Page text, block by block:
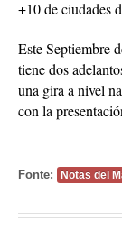
+10 de ciudades
Este Septiembre
tiene dos
una gira a nivel
con la
Fonte: Notas del